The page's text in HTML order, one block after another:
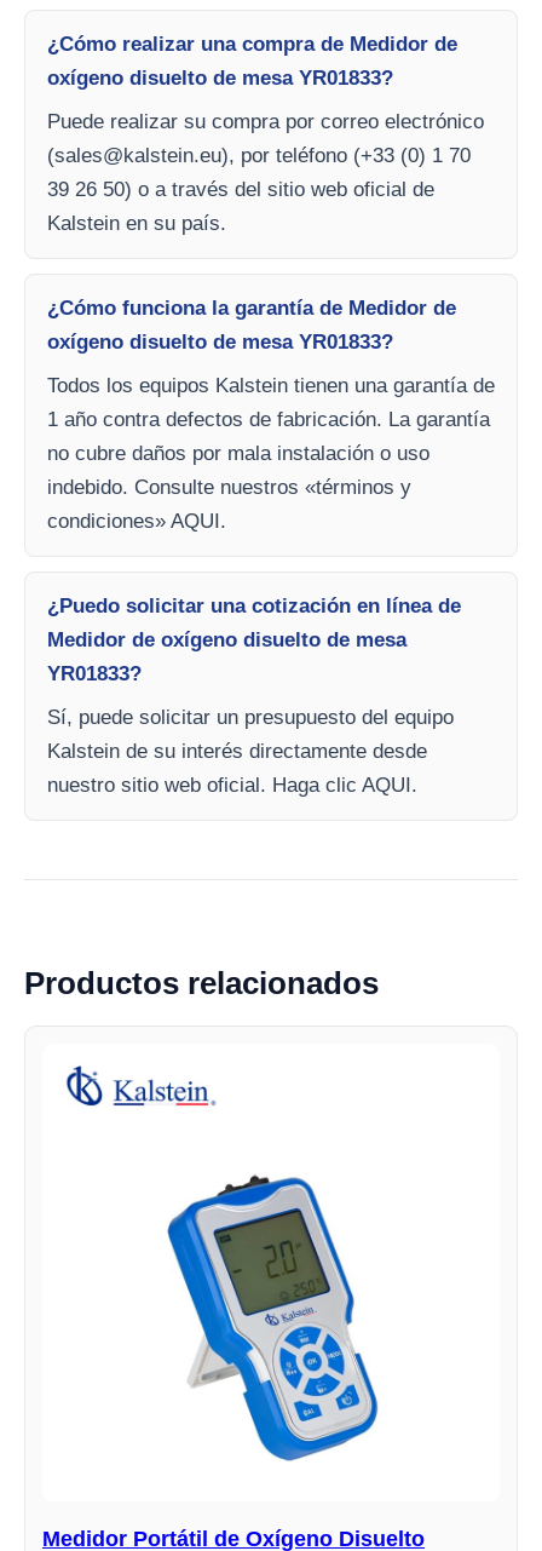
¿Cómo realizar una compra de Medidor de
oxígeno disuelto de mesa YR01833?
Puede realizar su compra por correo electrónico
(sales@kalstein.eu), por teléfono (+33 (0) 1 70
39 26 50) o a través del sitio web oficial de
Kalstein en su país.
¿Cómo funciona la garantía de Medidor de
oxígeno disuelto de mesa YR01833?
Todos los equipos Kalstein tienen una garantía de
1 año contra defectos de fabricación. La garantía
no cubre daños por mala instalación o uso
indebido. Consulte nuestros «términos y
condiciones» AQUI.
¿Puedo solicitar una cotización en línea de
Medidor de oxígeno disuelto de mesa
YR01833?
Sí, puede solicitar un presupuesto del equipo
Kalstein de su interés directamente desde
nuestro sitio web oficial. Haga clic AQUI.
Productos relacionados
Medidor Portátil de Oxígeno Disuelto